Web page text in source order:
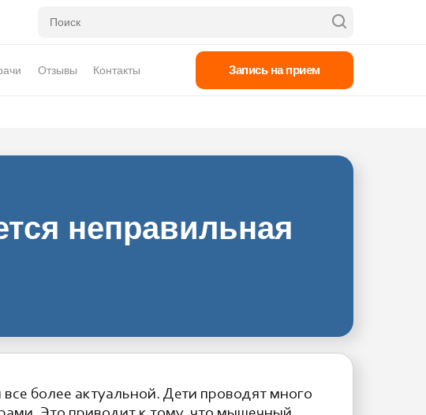
Отзывы Контакты Запись на прием
неправильная
более актуальной. Дети проводят много